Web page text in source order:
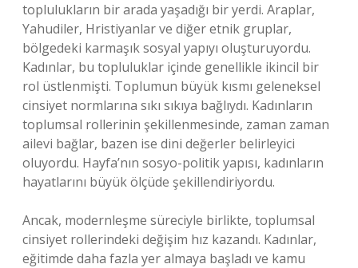
toplulukların bir arada yaşadığı bir yerdi. Araplar,
Yahudiler, Hristiyanlar ve diğer etnik gruplar,
bölgedeki karmaşık sosyal yapıyı oluşturuyordu.
Kadınlar, bu topluluklar içinde genellikle ikincil bir
rol üstlenmişti. Toplumun büyük kısmı geleneksel
cinsiyet normlarına sıkı sıkıya bağlıydı. Kadınların
toplumsal rollerinin şekillenmesinde, zaman zaman
ailevi bağlar, bazen ise dini değerler belirleyici
oluyordu. Hayfa’nın sosyo-politik yapısı, kadınların
hayatlarını büyük ölçüde şekillendiriyordu.
Ancak, modernleşme süreciyle birlikte, toplumsal
cinsiyet rollerindeki değişim hız kazandı. Kadınlar,
eğitimde daha fazla yer almaya başladı ve kamu